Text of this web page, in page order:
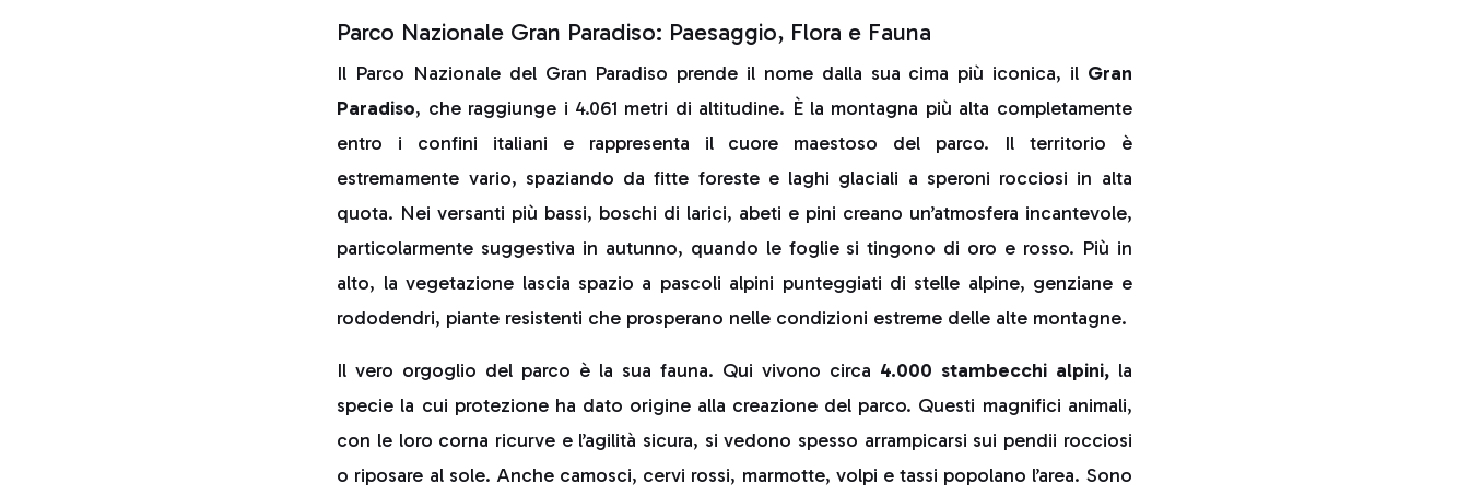
Parco Nazionale Gran Paradiso: Paesaggio, Flora e Fauna
Il Parco Nazionale del Gran Paradiso prende il nome dalla sua cima più iconica, il Gran
Paradiso, che raggiunge i 4.061 metri di altitudine. È la montagna più alta completamente
entro i confini italiani e rappresenta il cuore maestoso del parco. Il territorio è
estremamente vario, spaziando da fitte foreste e laghi glaciali a speroni rocciosi in alta
quota. Nei versanti più bassi, boschi di larici, abeti e pini creano un’atmosfera incantevole,
particolarmente suggestiva in autunno, quando le foglie si tingono di oro e rosso. Più in
alto, la vegetazione lascia spazio a pascoli alpini punteggiati di stelle alpine, genziane e
rododendri, piante resistenti che prosperano nelle condizioni estreme delle alte montagne.
Il vero orgoglio del parco è la sua fauna. Qui vivono circa 4.000 stambecchi alpini,la
specie la cui protezione ha dato origine alla creazione del parco. Questi magnifici animali,
con le loro corna ricurve e l’agilità sicura, si vedono spesso arrampicarsi sui pendii rocciosi
o riposare al sole. Anche camosci, cervi rossi, marmotte, volpi e tassi popolano l’area. Sono